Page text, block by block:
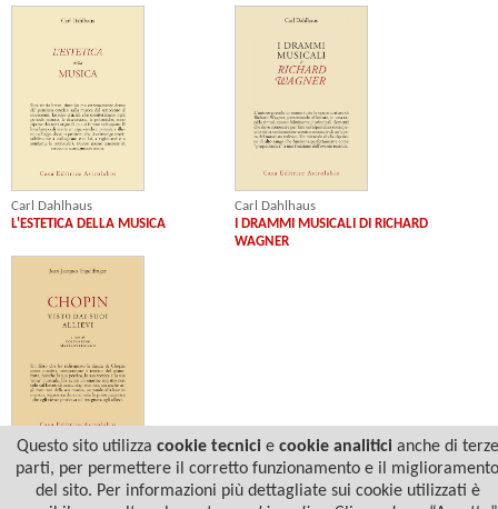
Carl Dahlhaus
L'ESTETICA DELLA MUSICA
Carl Dahlhaus
I DRAMMI MUSICALI DI RICHARD
WAGNER
Jean-Jacques Eigeldinger
CHOPIN VISTO DAI SUOI ALLIEVI
Questo sito utilizza cookie tecnicie cookie analiticianche di terze
parti, per permettere il corretto funzionamento e il miglioramento
del sito. Per informazioni più dettagliate sui cookie utilizzati è